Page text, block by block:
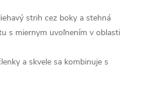
strih cez boky a stehná
s miernym uvoľnením v oblasti
a skvele sa kombinuje s